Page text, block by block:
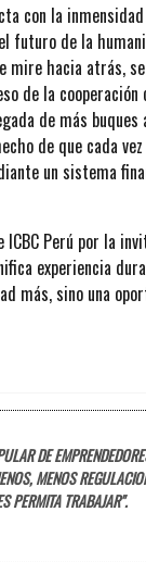
con la
futuro de la
mire hacia atrás,
de la cooperación
de más
de que cada
un sistema
Perú por la
experiencia
más, sino una
DE
MENOS
PERMITA TRABAJAR".